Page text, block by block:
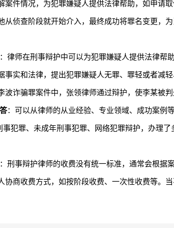
件情况，为犯罪嫌疑人提供法律帮助，如申请
侦查阶段就开始介入，最终成功将罪名变更，
：律师在刑事辩护中可以为犯罪嫌疑人提供法律帮
实和法律，提出犯罪嫌疑人无罪、罪轻或者减
诈骗罪案件中，张领律师通过辩护，使李某被判
答：可以从律师的从业经验、专业领域、成功案例
犯罪、未成年刑事犯罪、网络犯罪辩护，办理
：刑事辩护律师的收费没有统一标准，通常会根据
商收费方式，如按阶段收费、一次性收费等。